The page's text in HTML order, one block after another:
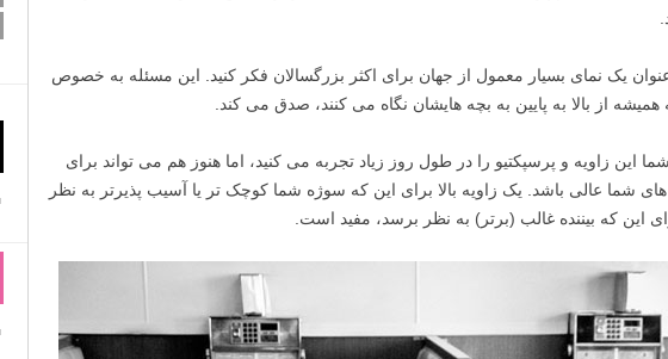
عنوان یک نمای بسیار معمول از جهان برای اکثر بزرگسالان فکر کنید. این مسئله به خصوص
همیشه از بالا به پایین به بچه هایشان نگاه می کنند، صدق می کند.
این زاویه و پرسپکتیو را در طول روز زیاد تجربه می کنید، اما هنوز هم می تواند برای
شما عالی باشد. یک زاویه بالا برای این که سوژه شما کوچک تر یا آسیب پذیرتر به نظر
این که بیننده غالب (برتر) به نظر برسد، مفید است.